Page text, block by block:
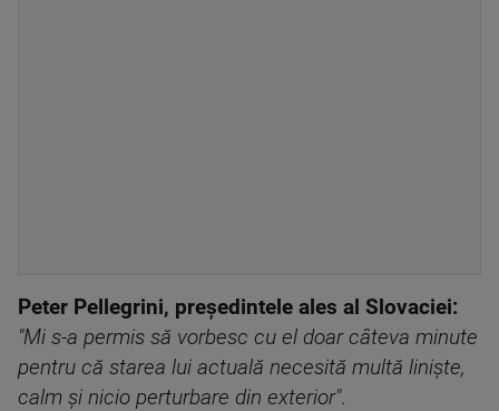
Peter Pellegrini, președintele ales al Slovaciei:
"Mi s-a permis să vorbesc cu el doar câteva minute
pentru că starea lui actuală necesită multă liniște,
calm și nicio perturbare din exterior".